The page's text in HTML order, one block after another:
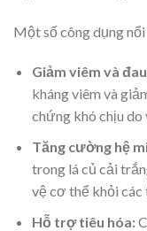
Một số công dụng
Giảm viêm và
kháng viêm và
chứng khó chịu
Tăng cường hệ
trong lá củ cải
vệ cơ thể khỏi các
Hỗ trợ tiêu hóa: